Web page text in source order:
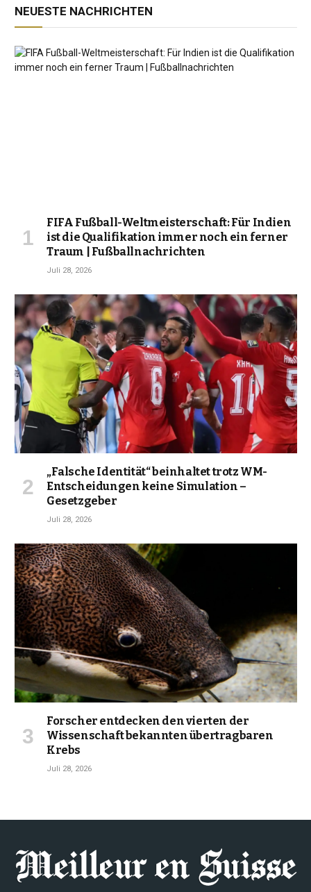
NEUESTE NACHRICHTEN
FIFA Fußball-Weltmeisterschaft: Für Indien
ist die Qualifikation immer noch ein ferner
Traum | Fußballnachrichten
Juli 28, 2026
„Falsche Identität“ beinhaltet trotz WM-
Entscheidungen keine Simulation –
Gesetzgeber
Juli 28, 2026
Forscher entdecken den vierten der
Wissenschaft bekannten übertragbaren
Krebs
Juli 28, 2026